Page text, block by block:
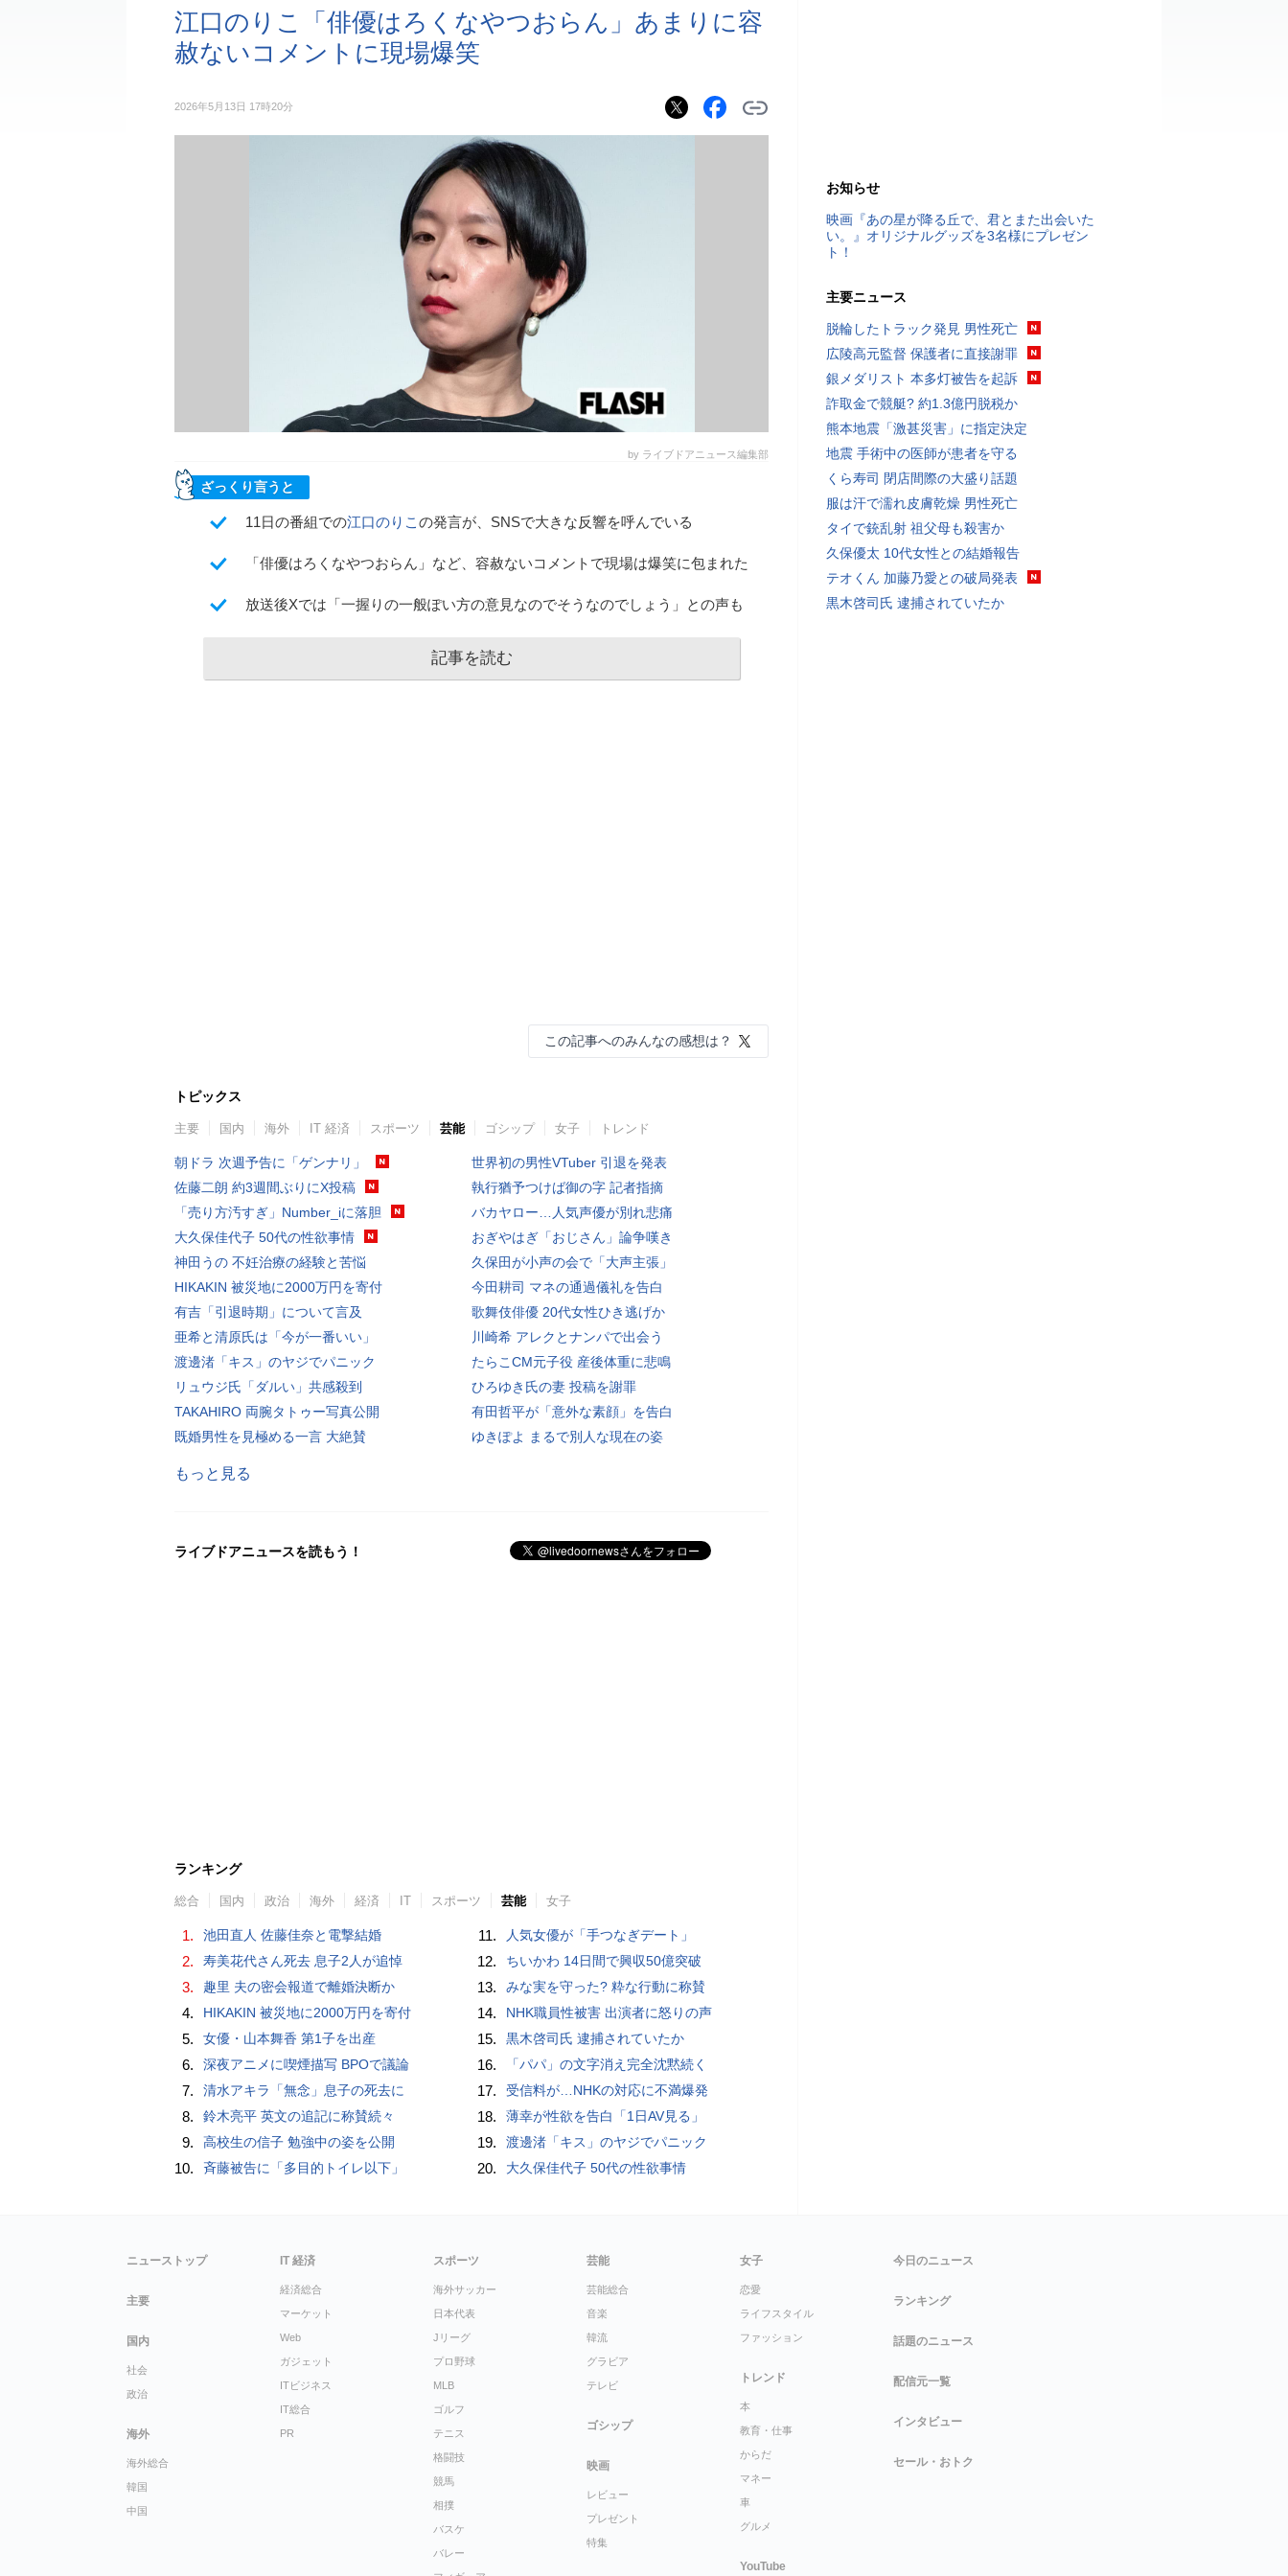
江口のりこ「俳優はろくなやつおらん」あまりに容
赦ないコメントに現場爆笑
2026年5月13日 17時20分
by ライブドアニュース編集部
ざっくり言うと
11日の番組での江口のりこ の発言が、SNSで大きな反響を呼んでいる
「俳優はろくなやつおらん」など、容赦ないコメントで現場は爆笑に包まれた
放送後Xでは「一握りの一般ぽい方の意見なのでそうなのでしょう」との声も
記事を読む
この記事へのみんなの感想は？
トピックス
主要 国内 海外 IT 経済 スポーツ 芸能 ゴシップ 女子 トレンド
朝ドラ 次週予告に「ゲンナリ」
佐藤二朗 約3週間ぶりにX投稿
「売り方汚すぎ」Number_iに落胆
大久保佳代子 50代の性欲事情
神田うの 不妊治療の経験と苦悩
HIKAKIN 被災地に2000万円を寄付
有吉「引退時期」について言及
亜希と清原氏は「今が一番いい」
渡邊渚「キス」のヤジでパニック
リュウジ氏「ダルい」共感殺到
TAKAHIRO 両腕タトゥー写真公開
既婚男性を見極める一言 大絶賛
世界初の男性VTuber 引退を発表
執行猶予つけば御の字 記者指摘
バカヤロー…人気声優が別れ悲痛
おぎやはぎ「おじさん」論争嘆き
久保田が小声の会で「大声主張」
今田耕司 マネの通過儀礼を告白
歌舞伎俳優 20代女性ひき逃げか
川崎希 アレクとナンパで出会う
たらこCM元子役 産後体重に悲鳴
ひろゆき氏の妻 投稿を謝罪
有田哲平が「意外な素顔」を告白
ゆきぽよ まるで別人な現在の姿
もっと見る
ライブドアニュースを読もう！
ランキング
総合 国内 政治 海外 経済 IT スポーツ 芸能 女子
1. 池田直人 佐藤佳奈と電撃結婚
2. 寿美花代さん死去 息子2人が追悼
3. 趣里 夫の密会報道で離婚決断か
4. HIKAKIN 被災地に2000万円を寄付
5. 女優・山本舞香 第1子を出産
6. 深夜アニメに喫煙描写 BPOで議論
7. 清水アキラ「無念」息子の死去に
8. 鈴木亮平 英文の追記に称賛続々
9. 高校生の信子 勉強中の姿を公開
10. 斉藤被告に「多目的トイレ以下」
11. 人気女優が「手つなぎデート」
12. ちいかわ 14日間で興収50億突破
13. みな実を守った? 粋な行動に称賛
14. NHK職員性被害 出演者に怒りの声
15. 黒木啓司氏 逮捕されていたか
16. 「パパ」の文字消え完全沈黙続く
17. 受信料が…NHKの対応に不満爆発
18. 薄幸が性欲を告白「1日AV見る」
19. 渡邊渚「キス」のヤジでパニック
20. 大久保佳代子 50代の性欲事情
お知らせ
映画『あの星が降る丘で、君とまた出会いた
い。』オリジナルグッズを3名様にプレゼン
ト！
主要ニュース
脱輪したトラック発見 男性死亡
広陵高元監督 保護者に直接謝罪
銀メダリスト 本多灯被告を起訴
詐取金で競艇? 約1.3億円脱税か
熊本地震「激甚災害」に指定決定
地震 手術中の医師が患者を守る
くら寿司 閉店間際の大盛り話題
服は汗で濡れ皮膚乾燥 男性死亡
タイで銃乱射 祖父母も殺害か
久保優太 10代女性との結婚報告
テオくん 加藤乃愛との破局発表
黒木啓司氏 逮捕されていたか
ニューストップ
主要
国内
社会
政治
海外
海外総合
韓国
中国
IT 経済
経済総合
マーケット
Web
ガジェット
ITビジネス
IT総合
PR
スポーツ
海外サッカー
日本代表
Jリーグ
プロ野球
MLB
ゴルフ
テニス
格闘技
競馬
相撲
バスケ
バレー
芸能
芸能総合
音楽
韓流
グラビア
テレビ
ゴシップ
映画
レビュー
プレゼント
特集
女子
恋愛
ライフスタイル
ファッション
トレンド
本
教育・仕事
からだ
マネー
車
グルメ
YouTube
今日のニュース
ランキング
話題のニュース
配信元一覧
インタビュー
セール・おトク